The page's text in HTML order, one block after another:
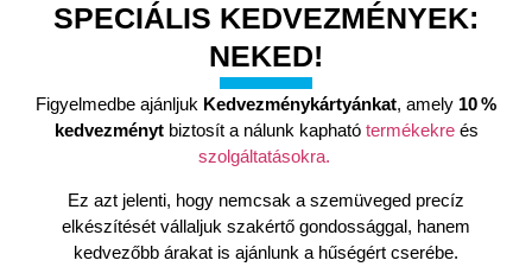
SPECIÁLIS KEDVEZMÉNYEK:
NEKED!
Figyelmedbe ajánljuk Kedvezménykártyánkat, amely 10 %
kedvezményt biztosít a nálunk kapható termékekreés
szolgáltatásokra.
Ez azt jelenti, hogy nemcsak a szemüveged precíz
elkészítését vállaljuk szakértő gondossággal, hanem
kedvezőbb árakat is ajánlunk a hűségért cserébe.